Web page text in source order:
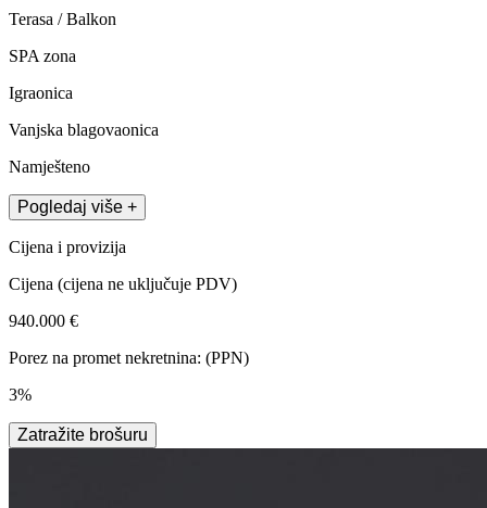
Terasa / Balkon
SPA zona
Igraonica
Vanjska blagovaonica
Namješteno
Pogledaj više +
Cijena i provizija
Cijena (cijena ne uključuje PDV)
940.000 €
Porez na promet nekretnina: (PPN)
3%
Zatražite brošuru